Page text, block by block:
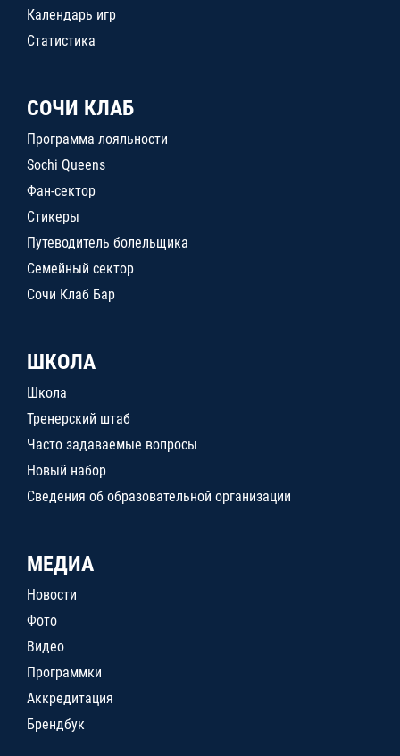
Календарь игр
Статистика
СОЧИ КЛАБ
Программа лояльности
Sochi Queens
Фан-сектор
Стикеры
Путеводитель болельщика
Семейный сектор
Сочи Клаб Бар
ШКОЛА
Школа
Тренерский штаб
Часто задаваемые вопросы
Новый набор
Сведения об образовательной организации
МЕДИА
Новости
Фото
Видео
Программки
Аккредитация
Брендбук